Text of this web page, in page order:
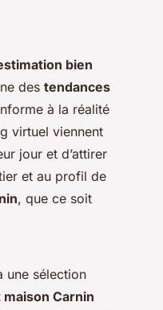
bien
des tendances
à la réalité
virtuel viennent
jour et d’attirer
et au profil de
, que ce soit
une sélection
Carnin